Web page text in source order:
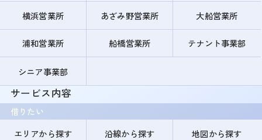
横浜営業所 あざみ野営業所 大船営業所
浦和営業所 船橋営業所 テナント事業部
シニア事業部
サービス内容
借りたい
エリアから探す
沿線から探す 地図から探す